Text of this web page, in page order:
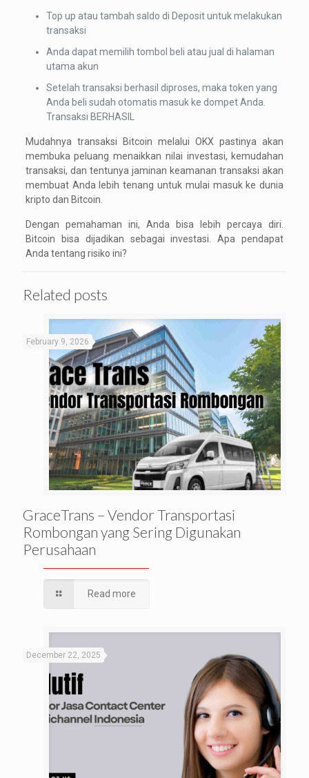
Top up atau tambah saldo di Deposit untuk melakukan
transaksi
Anda dapat memilih tombol beli atau jual di halaman
utama akun
Setelah transaksi berhasil diproses, maka token yang
Anda beli sudah otomatis masuk ke dompet Anda.
Transaksi BERHASIL
Mudahnya transaksi Bitcoin melalui OKX pastinya akan
membuka peluang menaikkan nilai investasi, kemudahan
transaksi, dan tentunya jaminan keamanan transaksi akan
membuat Anda lebih tenang untuk mulai masuk ke dunia
kripto dan Bitcoin.
Dengan pemahaman ini, Anda bisa lebih percaya diri.
Bitcoin bisa dijadikan sebagai investasi. Apa pendapat
Anda tentang risiko ini?
Related posts
February 9, 2026
GraceTrans – Vendor Transportasi
Rombongan yang Sering Digunakan
Perusahaan
Read more
December 22, 2025